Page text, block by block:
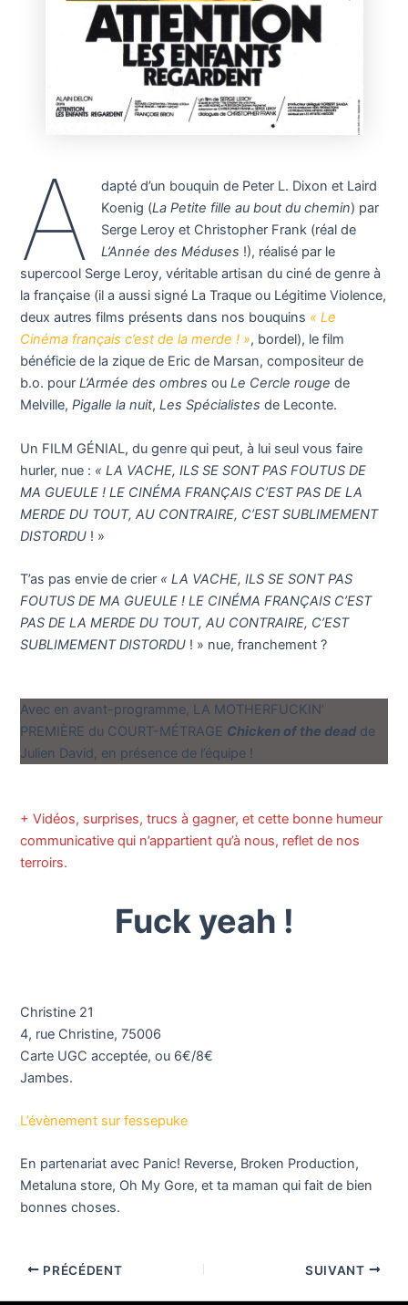
A
dapté d’un bouquin de Peter L. Dixon et Laird
Koenig (La Petite fille au bout du chemin) par
Serge Leroy et Christopher Frank (réal de
L’Année des Méduses !), réalisé par le
supercool Serge Leroy, véritable artisan du ciné de genre à
la française (il a aussi signé La Traque ou Légitime Violence,
deux autres films présents dans nos bouquins « Le
Cinéma français c’est de la merde ! », bordel), le film
bénéficie de la zique de Eric de Marsan, compositeur de
b.o. pourL’Armée des ombres ouLe Cercle rougede
Melville,Pigalle la nuit,Les Spécialistes de Leconte.
Un FILM GÉNIAL, du genre qui peut, à lui seul vous faire
hurler, nue : « LA VACHE, ILS SE SONT PAS FOUTUS DE
MA GUEULE ! LE CINÉMA FRANÇAIS C’EST PAS DE LA
MERDE DU TOUT, AU CONTRAIRE, C’EST SUBLIMEMENT
DISTORDU ! »
T’as pas envie de crier « LA VACHE, ILS SE SONT PAS
FOUTUS DE MA GUEULE ! LE CINÉMA FRANÇAIS C’EST
PAS DE LA MERDE DU TOUT, AU CONTRAIRE, C’EST
SUBLIMEMENT DISTORDU ! » nue, franchement ?
Avec en avant-programme, LA MOTHERFUCKIN’
PREMIÈRE du COURT-MÉTRAGE Chicken of the dead de
Julien David, en présence de l’équipe !
+ Vidéos, surprises, trucs à gagner, et cette bonne humeur
communicative qui n’appartient qu’à nous, reflet de nos
terroirs.
Fuck yeah !
Christine 21
4, rue Christine, 75006
Carte UGC acceptée, ou 6€/8€
Jambes.
L’évènement sur fessepuke
En partenariat avec Panic! Reverse, Broken Production,
Metaluna store, Oh My Gore, et ta maman qui fait de bien
bonnes choses.
PRÉCÉDENT SUIVANT